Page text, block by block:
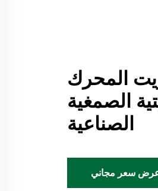
المحرك
الصمغية
الصناعية
سعر مجاني